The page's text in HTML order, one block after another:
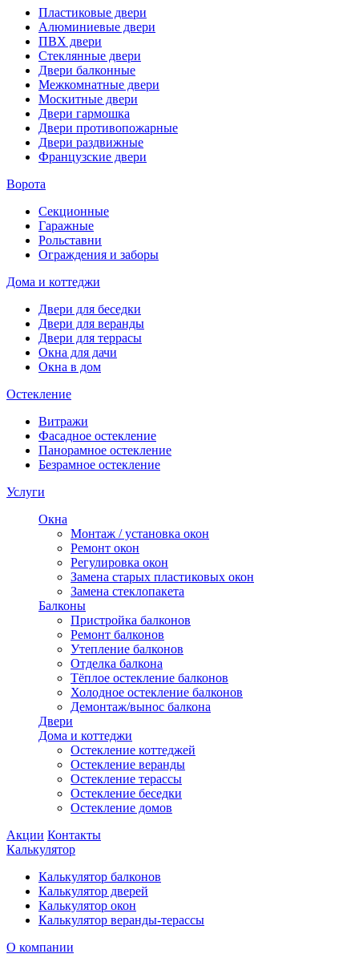
Пластиковые двери
Алюминиевые двери
ПВХ двери
Стеклянные двери
Двери балконные
Межкомнатные двери
Москитные двери
Двери гармошка
Двери противопожарные
Двери раздвижные
Французские двери
Ворота
Секционные
Гаражные
Рольставни
Ограждения и заборы
Дома и коттеджи
Двери для беседки
Двери для веранды
Двери для террасы
Окна для дачи
Окна в дом
Остекление
Витражи
Фасадное остекление
Панорамное остекление
Безрамное остекление
Услуги
Окна
Монтаж / установка окон
Ремонт окон
Регулировка окон
Замена старых пластиковых окон
Замена стеклопакета
Балконы
Пристройка балконов
Ремонт балконов
Утепление балконов
Отделка балкона
Тёплое остекление балконов
Холодное остекление балконов
Демонтаж/вынос балкона
Двери
Дома и коттеджи
Остекление коттеджей
Остекление веранды
Остекление терассы
Остекление беседки
Остекление домов
Акции Контакты
Калькулятор
Калькулятор балконов
Калькулятор дверей
Калькулятор окон
Калькулятор веранды-терассы
О компании